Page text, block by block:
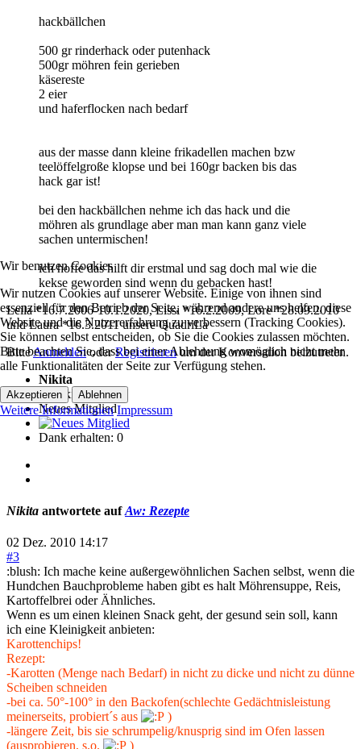
hackbällchen
500 gr rinderhack oder putenhack
500gr möhren fein gerieben
käsereste
2 eier
und haferflocken nach bedarf
aus der masse dann kleine frikadellen machen bzw
teelöffelgroße klopse und bei 160gr backen bis das
hack gar ist!
bei den hackbällchen nehme ich das hack und die
möhren als grundlage aber man man kann ganz viele
sachen untermischen!
ich hoffe das hilft dir erstmal und sag doch mal wie die
kekse geworden sind wenn du gebacken hast!
Leila *16.7.2006-10.1.2020, Lissi *16.2.2009, Lore *28.09.2010
und Laura *16.3.2011 unsere QuadriLa
BitteAnmeldenoderRegistrierenum der Konversation beizutreten.
Nikita
Neues Mitglied
Dank erhalten: 0
Nikita antwortete aufAw: Rezepte
02 Dez. 2010 14:17
#3
:blush: Ich mache keine außergewöhnlichen Sachen selbst, wenn die
Hundchen Bauchprobleme haben gibt es halt Möhrensuppe, Reis,
Kartoffelbrei oder Ähnliches.
Wenn es um einen kleinen Snack geht, der gesund sein soll, kann
ich eine Kleinigkeit anbieten:
Karottenchips!
Rezept:
-Karotten (Menge nach Bedarf) in nicht zu dicke und nicht zu dünne
Scheiben schneiden
-bei ca. 50°-100° in den Backofen(schlechte Gedächtnisleistung
meinerseits, probiert´s aus
)
-längere Zeit, bis sie schrumpelig/knusprig sind im Ofen lassen
(ausprobieren, s.o.
)
Wir benutzen Cookies
Wir nutzen Cookies auf unserer Website. Einige von ihnen sind
essenziell für den Betrieb der Seite, während andere uns helfen, diese
Website und die Nutzererfahrung zu verbessern (Tracking Cookies).
Sie können selbst entscheiden, ob Sie die Cookies zulassen möchten.
Bitte beachten Sie, dass bei einer Ablehnung womöglich nicht mehr
alle Funktionalitäten der Seite zur Verfügung stehen.
Akzeptieren Ablehnen
Weitere Informationen Impressum